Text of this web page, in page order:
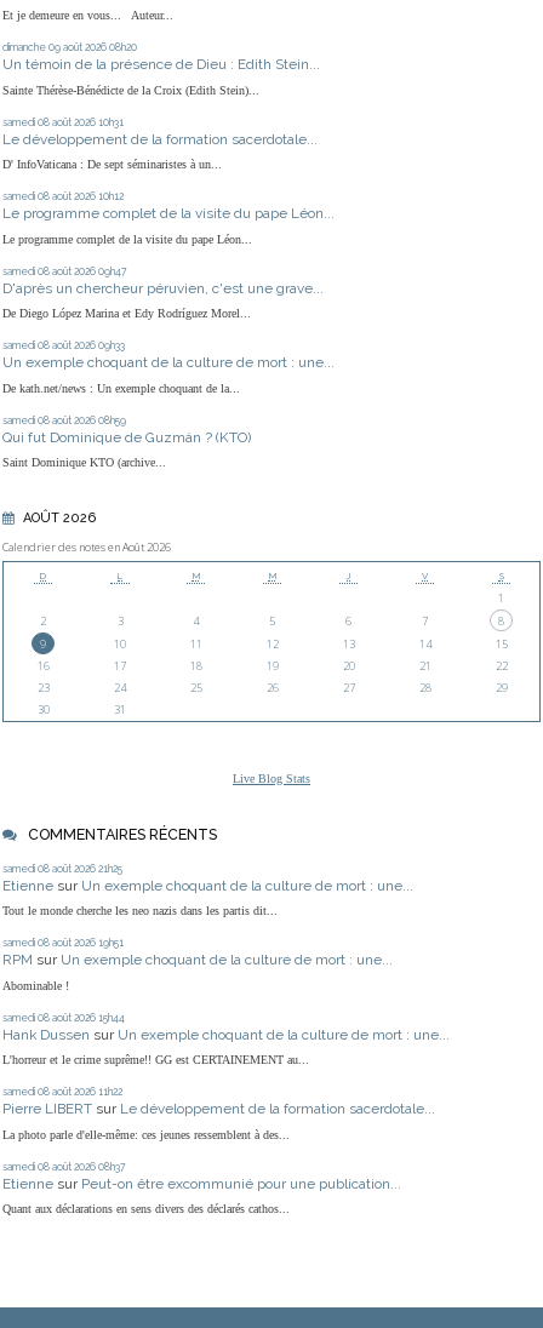
Et je demeure en vous... Auteur...
dimanche 09 août 2026 08h20
Un témoin de la présence de Dieu : Edith Stein...
Sainte Thérèse-Bénédicte de la Croix (Edith Stein)...
samedi 08 août 2026 10h31
Le développement de la formation sacerdotale...
D' InfoVaticana : De sept séminaristes à un...
samedi 08 août 2026 10h12
Le programme complet de la visite du pape Léon...
Le programme complet de la visite du pape Léon...
samedi 08 août 2026 09h47
D'après un chercheur péruvien, c'est une grave...
De Diego López Marina et Edy Rodríguez Morel...
samedi 08 août 2026 09h33
Un exemple choquant de la culture de mort : une...
De kath.net/news : Un exemple choquant de la...
samedi 08 août 2026 08h59
Qui fut Dominique de Guzmán ? (KTO)
Saint Dominique KTO (archive...
AOÛT 2026
Calendrier des notes en Août 2026
D L M M J V S
1
2
3 4 5 6 7
8
9
10 11 12 13 14
15
16
17 18 19 20 21
22
23
24 25 26 27 28
29
30
31
Live Blog Stats
COMMENTAIRES RÉCENTS
samedi 08 août 2026 21h25
Etienne sur Un exemple choquant de la culture de mort : une...
Tout le monde cherche les neo nazis dans les partis dit...
samedi 08 août 2026 19h51
RPM sur Un exemple choquant de la culture de mort : une...
Abominable !
samedi 08 août 2026 15h44
Hank Dussen sur Un exemple choquant de la culture de mort : une...
L'horreur et le crime suprême!! GG est CERTAINEMENT au...
samedi 08 août 2026 11h22
Pierre LIBERT sur Le développement de la formation sacerdotale...
La photo parle d'elle-même: ces jeunes ressemblent à des...
samedi 08 août 2026 08h37
Etienne sur Peut-on être excommunié pour une publication...
Quant aux déclarations en sens divers des déclarés cathos...